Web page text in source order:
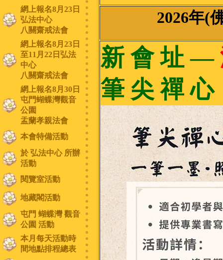
網上報名8月23日
弘法中心
八關齋戒法會
網上報名8月23日
至11月22日弘法
中心
八關齋戒法會
網上報名8月30日
屯門蝴蝶灣觀音
公園
盂蘭孝親法會
本會特備活動
於 弘法中心 所辦
活動
閱覽室活動
地藏閣活動
屯門 蝴蝶灣 觀音
公園 活動
本月每天活動時
間地點排程總表
2026年(
新 會 址 —
筆 尖 禪 心